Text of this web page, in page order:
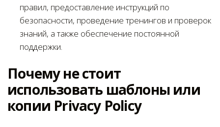
правил, предоставление инструкций по
безопасности, проведение тренингов и проверок
знаний, а также обеспечение постоянной
поддержки.
Почему не стоит
использовать шаблоны или
копии Privacy Policy